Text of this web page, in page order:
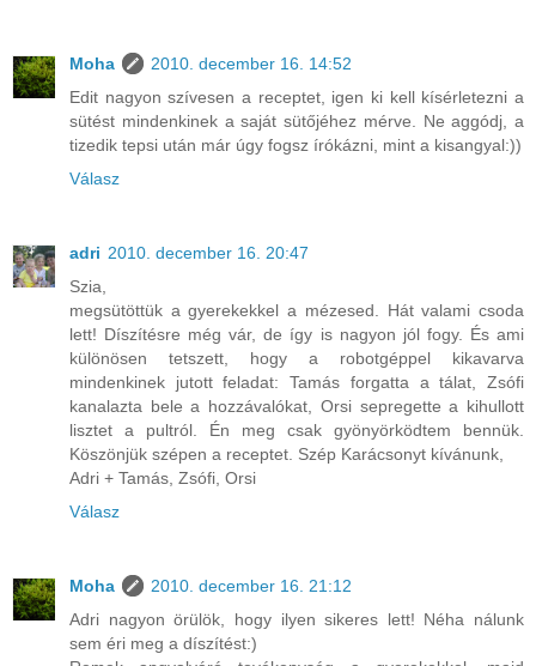
Moha
2010. december 16. 14:52
Edit nagyon szívesen a receptet, igen ki kell kísérletezni a
sütést mindenkinek a saját sütőjéhez mérve. Ne aggódj, a
tizedik tepsi után már úgy fogsz írókázni, mint a kisangyal:))
Válasz
adri 2010. december 16. 20:47
Szia,
megsütöttük a gyerekekkel a mézesed. Hát valami csoda
lett! Díszítésre még vár, de így is nagyon jól fogy. És ami
különösen tetszett, hogy a robotgéppel kikavarva
mindenkinek jutott feladat: Tamás forgatta a tálat, Zsófi
kanalazta bele a hozzávalókat, Orsi sepregette a kihullott
lisztet a pultról. Én meg csak gyönyörködtem bennük.
Köszönjük szépen a receptet. Szép Karácsonyt kívánunk,
Adri + Tamás, Zsófi, Orsi
Válasz
Moha
2010. december 16. 21:12
Adri nagyon örülök, hogy ilyen sikeres lett! Néha nálunk
sem éri meg a díszítést:)